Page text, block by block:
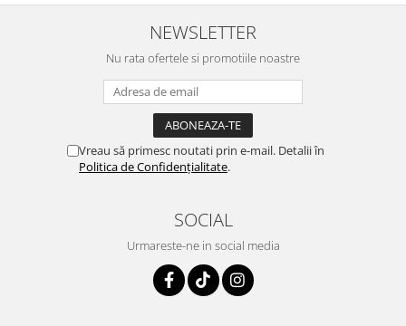
NEWSLETTER
Nu rata ofertele si promotiile noastre
Vreau să primesc noutati prin e-mail. Detalii în
Politica de Confidențialitate.
SOCIAL
Urmareste-ne in social media